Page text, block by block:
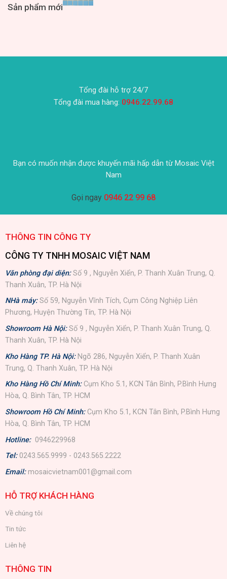
Sản phẩm mới
Tổng đài hỗ trợ 24/7
Tổng đài mua hàng: 0946.22.99.68
Bạn có muốn nhận được khuyến mãi hấp dẫn từ Mosaic Việt
Nam
Gọi ngay 0946 22 99 68
THÔNG TIN CÔNG TY
CÔNG TY TNHH MOSAIC VIỆT NAM
Văn phòng đại diện:Số 9 , Nguyễn Xiển, P. Thanh Xuân Trung, Q.
Thanh Xuân, TP. Hà Nội
NHà máy: Số 59, Nguyễn Vĩnh Tích, Cụm Công Nghiệp Liên
Phương, Huyện Thường Tín, TP. Hà Nội
Showroom Hà Nội: Số 9 , Nguyễn Xiển, P. Thanh Xuân Trung, Q.
Thanh Xuân, TP. Hà Nội
Kho Hàng TP. Hà Nội: Ngõ 286, Nguyễn Xiển, P. Thanh Xuân
Trung, Q. Thanh Xuân, TP. Hà Nội
Kho Hàng Hồ Chí Minh: Cụm Kho 5.1, KCN Tân Bình, P.Bình Hưng
Hòa, Q. Bình Tân, TP. HCM
Showroom Hồ Chí Minh: Cụm Kho 5.1, KCN Tân Bình, P.Bình Hưng
Hòa, Q. Bình Tân, TP. HCM
Hotline: 0946229968
Tel: 0243.565.9999 - 0243.565.2222
Email: mosaicvietnam001@gmail.com
HỖ TRỢ KHÁCH HÀNG
Về chúng tôi
Tin tức
Liên hệ
THÔNG TIN